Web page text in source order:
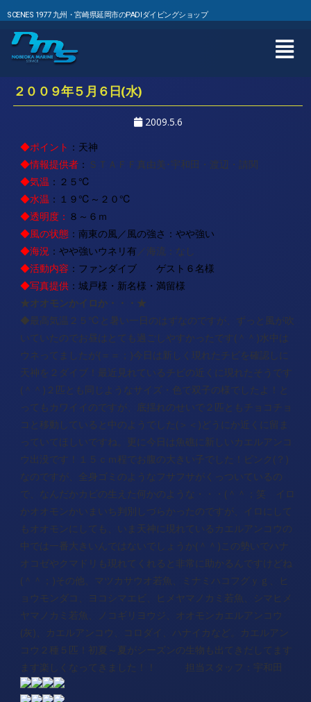
SCENES 1977 九州・宮崎県延岡市のPADIダイビングショップ
２００９年５月６日(水)
2009.5.6
◆ポイント ：天神
◆情報提供者： ＳＴＡＦＦ真由美･宇和田・渡辺・請関
◆気温 ：２５℃
◆水温 ：１９℃～２０℃
◆透明度： ８～６ｍ
◆風の状態：南東の風／風の強さ：やや強い
◆海況：やや強いウネリ有 ／海流：なし
◆活動内容 ：ファンダイブゲスト６名様
◆写真提供：城戸様・新名様・満留様
★オオモンかイロか・・・★
◆最高気温２５℃と暑い一日のはずなのですが、ずっと風が吹
いていたのでお昼はとても過ごしやすかったです(＾＾)水中は
ウネってましたが(＝＝；)今日は新しく現れたチビを確認しに
天神を２ダイブ！最近見れているチビの近くに現れたそうです
(＾＾)２匹とも同じようなサイズ・色で双子の様でしたよ！と
ってもカワイイのですが、底揺れのせいで２匹ともチョコチョ
コと移動していると中のようでした(＞＜)どうにか近くに留ま
っていてほしいですね。更に今日は魚礁に新しいカエルアンコ
ウ出没です！１５ｃｍ程でお腹の大きい子でした！ピンク(？)
なのですが、全身ゴミのようなフサフサがくっついているの
で、なんだかカビの生えた何かのような・・・(＾＾；笑 イロ
かオオモンかいまいち判別しづらかったのですが、イロにして
もオオモンにしても、いま天神に現れているカエルアンコウの
中では一番大きいんではないでしょうか(＾＾)この勢いでハナ
オコゼやクマドリも現れてくれると非常に助かるんですけどね
(＾＾；)その他、マツカサウオ若魚、ミナミハコフグｙｇ、ヒ
ョウモンダコ、ヨコシマエビ、ヒメヤマノカミ若魚、シマヒメ
ヤマノカミ若魚、ノコギリヨウジ、オオモンカエルアンコウ
(灰)、カエルアンコウ、コロダイ、ハナイカなど。カエルアン
コウ２種５匹！初夏～夏がシーズンの生物も出てきだしてます
ます楽しくなってきました！！ 担当スタッフ：宇和田